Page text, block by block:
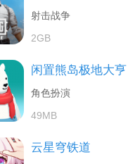
射击战争
2GB
闲置熊岛极地大亨
角色扮演
49MB
云星穹铁道